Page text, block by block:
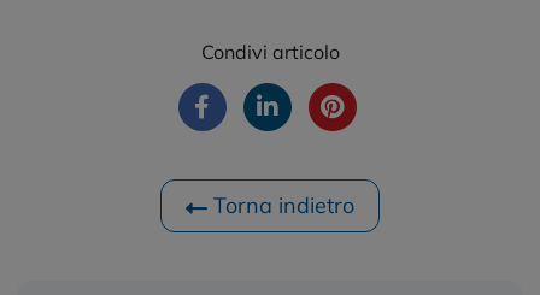
Condivi articolo
Torna indietro